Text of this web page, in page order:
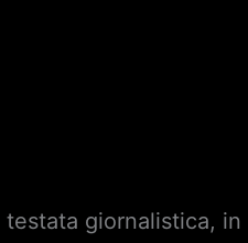
giornalistica, in